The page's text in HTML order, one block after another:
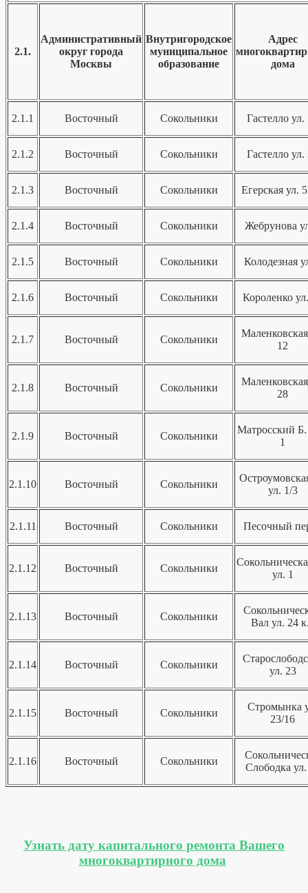
2.1.
Административный
округ города
Москвы
Внутригородское
муниципальное
образование
Адрес
дома
2.1.1 Восточный Сокольники Гастелло ул.
2.1.2 Восточный Сокольники Гастелло ул.
2.1.3 Восточный Сокольники Егерская ул.
2.1.4 Восточный Сокольники Жебрунова
2.1.5 Восточный Сокольники Колодезная
2.1.6 Восточный Сокольники Короленко
2.1.7 Восточный Сокольники
12
2.1.8 Восточный Сокольники
28
2.1.9 Восточный Сокольники
Матросский Б.
1
2.1.10 Восточный Сокольники
ул. 1/3
2.1.11 Восточный Сокольники Песочный
2.1.12 Восточный Сокольники
ул. 1
2.1.13 Восточный Сокольники
Вал ул. 24
2.1.14 Восточный Сокольники
ул. 23
2.1.15 Восточный Сокольники
Стромынка
23/16
2.1.16 Восточный Сокольники
Слободка
Узнать дату капитального ремонта Вашего
многоквартирного дома